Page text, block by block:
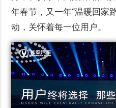
年春节，又一年“温暖回家
动，关怀着每一位用户。